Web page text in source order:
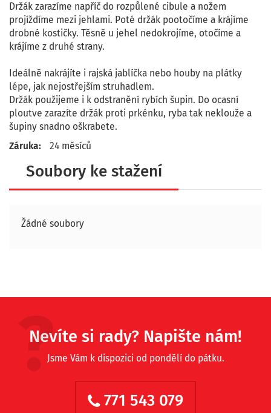
Držák zarazíme napříč do rozpůlené cibule a nožem
projíždíme mezi jehlami. Poté držák pootočíme a krájíme
drobné kostičky. Těsně u jehel nedokrojíme, otočíme a
krájíme z druhé strany.
Ideálně nakrájíte i rajská jablíčka nebo houby na plátky
lépe, jak nejostřejším struhadlem.
Držák použijeme i k odstranění rybích šupin. Do ocasní
ploutve zarazíte držák proti prkénku, ryba tak neklouže a
šupiny snadno oškrabete.
Záruka:
24 měsíců
Soubory ke stažení
Žádné soubory
Nevíte si rady? Napište nám!
Jsme Vám k dispozici od pondělí do pátku.
771 543 079